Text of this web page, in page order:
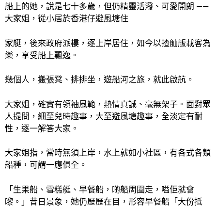
船上的她，說是七十多歲，但仍精靈活潑、可愛開朗 ——
大家姐，從小居於香港仔避風塘住
家艇，後來政府派樓，逐上岸居住，如今以揸舢舨載客為
樂，享受船上飄逸。
幾個人，搬張凳、排排坐，遊船河之旅，就此啟航。
大家姐，確實有領袖風範，熱情真誠、毫無架子。面對眾
人提問，細至兒時趣事，大至避風塘趣事，全淡定有耐
性，逐一解答大家。
大家姐指，當時無須上岸，水上就如小社區，有各式各類
船種，可謂一應俱全。
「生果船、雪糕艇、早餐船，啲船周圍走，嗌佢就會
嚟。」昔日景象，她仍歷歷在目，形容早餐船「大份抵